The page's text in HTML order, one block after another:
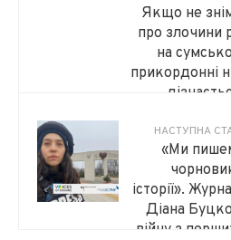
Якщо не
про злочини
на
прикордонні
НАСТУПНА
«Ми
історії».
Діана
війну з